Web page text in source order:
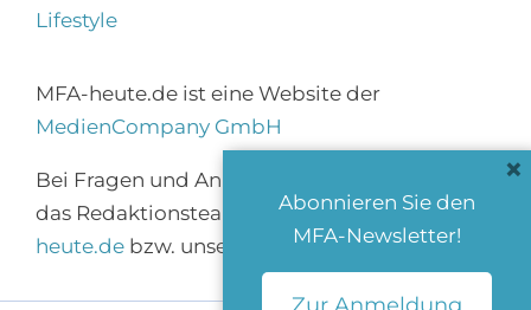
Lifestyle
MFA-heute.de ist eine Website der
MedienCompany GmbH
Bei Fragen und Anregungen erreichen Sie
das Redaktionsteam überinfo@mfa-
heute.debzw. unser Kontaktformular.
Abonnieren Sie den
MFA-Newsletter!
×